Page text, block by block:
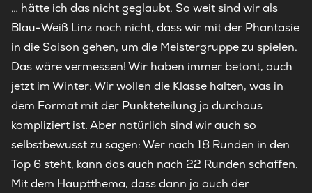
… hätte ich das nicht geglaubt. So weit sind wir als
Blau-Weiß Linz noch nicht, dass wir mit der Phantasie
in die Saison gehen, um die Meistergruppe zu spielen.
Das wäre vermessen! Wir haben immer betont, auch
jetzt im Winter: Wir wollen die Klasse halten, was in
dem Format mit der Punkteteilung ja durchaus
kompliziert ist. Aber natürlich sind wir auch so
selbstbewusst zu sagen: Wer nach 18 Runden in den
Top 6 steht, kann das auch nach 22 Runden schaffen.
Mit dem Hauptthema, dass dann ja auch der